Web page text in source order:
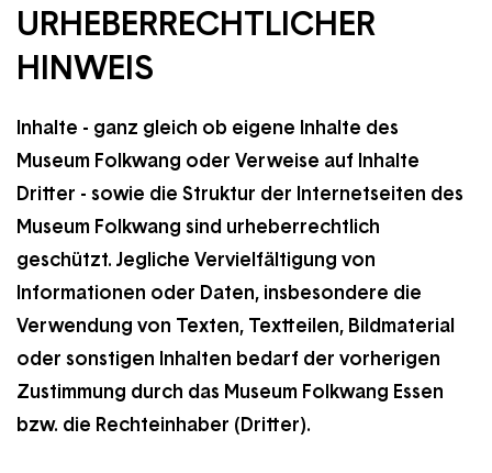
URHEBERRECHTLICHER
HINWEIS
Inhalte - ganz gleich ob eigene Inhalte des
Museum Folkwang oder Verweise auf Inhalte
Dritter - sowie die Struktur der Internetseiten des
Museum Folkwang sind urheberrechtlich
geschützt. Jegliche Vervielfältigung von
Informationen oder Daten, insbesondere die
Verwendung von Texten, Textteilen, Bildmaterial
oder sonstigen Inhalten bedarf der vorherigen
Zustimmung durch das Museum Folkwang Essen
bzw. die Rechteinhaber (Dritter).